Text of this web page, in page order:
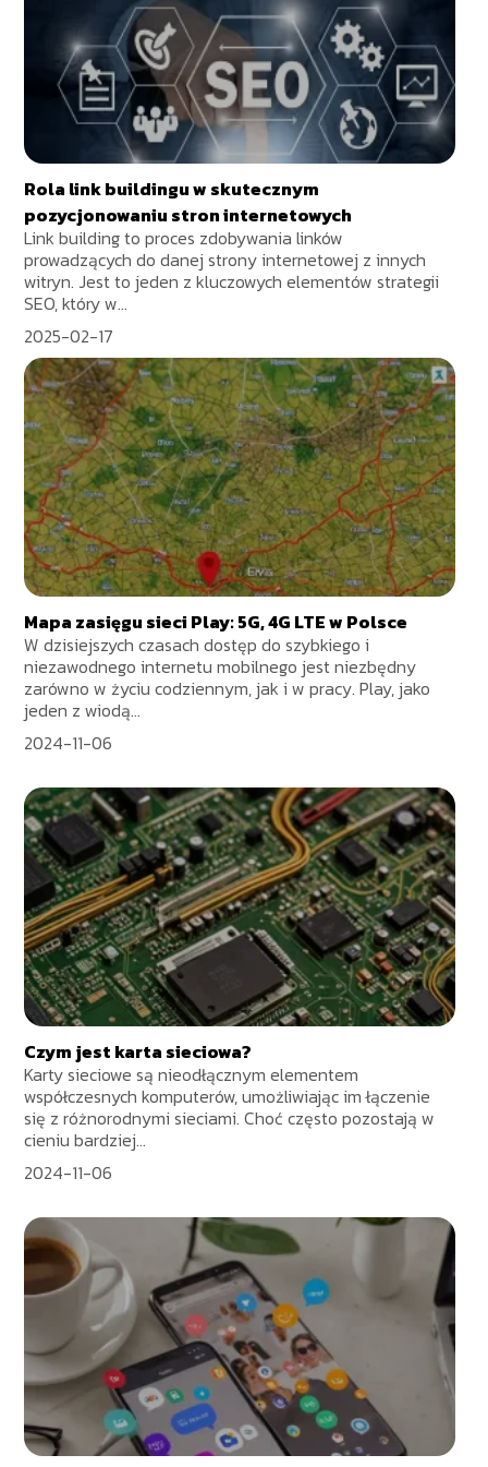
Rola link buildingu w skutecznym
pozycjonowaniu stron internetowych
Link building to proces zdobywania linków
prowadzących do danej strony internetowej z innych
witryn. Jest to jeden z kluczowych elementów strategii
SEO, który w...
2025-02-17
Mapa zasięgu sieci Play: 5G, 4G LTE w Polsce
W dzisiejszych czasach dostęp do szybkiego i
niezawodnego internetu mobilnego jest niezbędny
zarówno w życiu codziennym, jak i w pracy. Play, jako
jeden z wiodą...
2024-11-06
Czym jest karta sieciowa?
Karty sieciowe są nieodłącznym elementem
współczesnych komputerów, umożliwiając im łączenie
się z różnorodnymi sieciami. Choć często pozostają w
cieniu bardziej...
2024-11-06